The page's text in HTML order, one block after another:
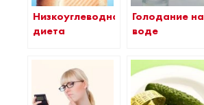
Низкоуглеводная
диета
Голодание на
воде